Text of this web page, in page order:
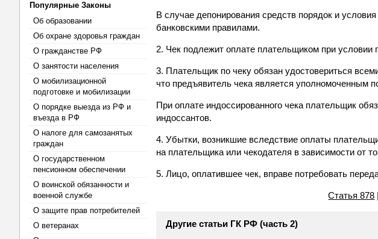
Популярные Законы
Об образовании
Об охране здоровья граждан
О гражданстве РФ
О занятости населения
О мобилизационной
подготовке и мобилизации
О порядке выезда из РФ и
въезда в РФ
О налоге для самозанятых
граждан
О государственном
пенсионном обеспечении
О воинской обязанности и
военной службе
О защите прав потребителей
О ветеранах
В случае депонирования средств порядок и
банковскими правилами.
2. Чек подлежит оплате плательщиком при условии
3. Плательщик по чеку обязан удостовериться
что предъявитель чека является уполномоченным
При оплате индоссированного чека плательщик
индоссантов.
4. Убытки, возникшие вследствие оплаты
на плательщика или чекодателя в зависимости от
5. Лицо, оплатившее чек, вправе потребовать
Статья 878
Другие статьи ГК РФ (часть 2)